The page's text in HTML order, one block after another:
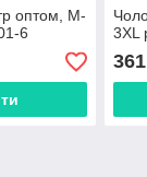
оптом, M-
6
3XL
361